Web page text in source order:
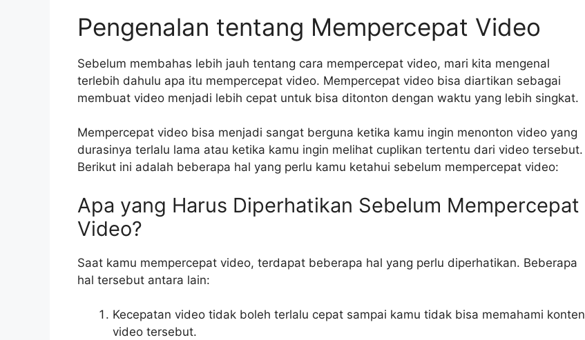
Pengenalan tentang Mempercepat Video
Sebelum membahas lebih jauh tentang cara mempercepat video, mari kita mengenal
terlebih dahulu apa itu mempercepat video. Mempercepat video bisa diartikan sebagai
membuat video menjadi lebih cepat untuk bisa ditonton dengan waktu yang lebih singkat.
Mempercepat video bisa menjadi sangat berguna ketika kamu ingin menonton video yang
durasinya terlalu lama atau ketika kamu ingin melihat cuplikan tertentu dari video tersebut.
Berikut ini adalah beberapa hal yang perlu kamu ketahui sebelum mempercepat video:
Apa yang Harus Diperhatikan Sebelum Mempercepat
Video?
Saat kamu mempercepat video, terdapat beberapa hal yang perlu diperhatikan. Beberapa
hal tersebut antara lain:
Kecepatan video tidak boleh terlalu cepat sampai kamu tidak bisa memahami konten
video tersebut.